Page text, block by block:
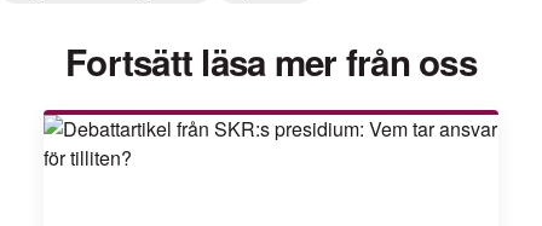
Fortsätt läsa mer från oss